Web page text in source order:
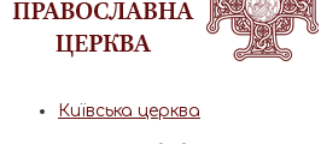
Київська церква